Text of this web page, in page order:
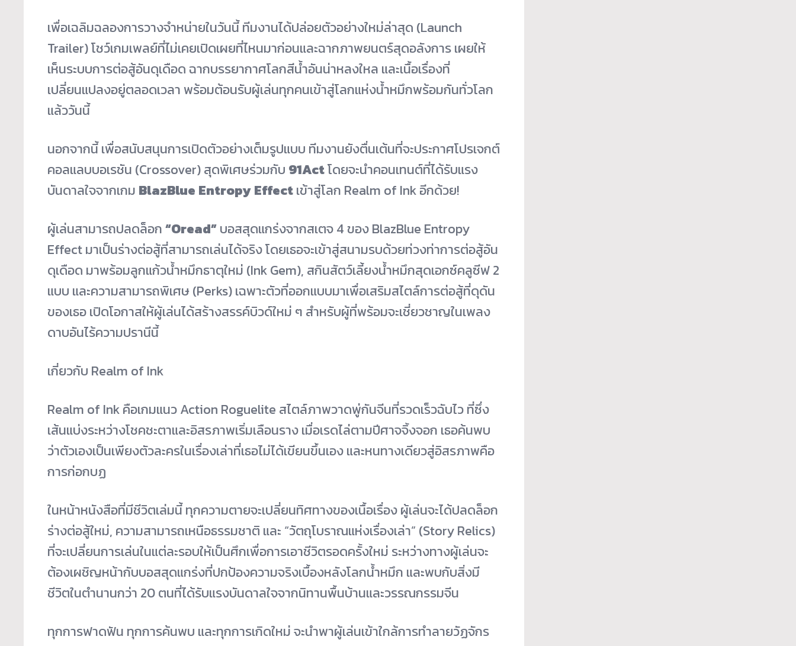
เพื่อเฉลิมฉลองการวางจำหน่ายในวันนี้ ทีมงานได้ปล่อยตัวอย่างใหม่ล่าสุด (Launch
Trailer) โชว์เกมเพลย์ที่ไม่เคยเปิดเผยที่ไหนมาก่อนและฉากภาพยนตร์สุดอลังการ เผยให้
เห็นระบบการต่อสู้อันดุเดือด ฉากบรรยากาศโลกสีน้ำอันน่าหลงใหล และเนื้อเรื่องที่
เปลี่ยนแปลงอยู่ตลอดเวลา พร้อมต้อนรับผู้เล่นทุกคนเข้าสู่โลกแห่งน้ำหมึกพร้อมกันทั่วโลก
แล้ววันนี้
นอกจากนี้ เพื่อสนับสนุนการเปิดตัวอย่างเต็มรูปแบบ ทีมงานยังตื่นเต้นที่จะประกาศโปรเจกต์
คอลแลบบอเรชัน (Crossover) สุดพิเศษร่วมกับ 91Actโดยจะนำคอนเทนต์ที่ได้รับแรง
บันดาลใจจากเกม BlazBlue Entropy Effectเข้าสู่โลก Realm of Ink อีกด้วย!
ผู้เล่นสามารถปลดล็อก“Oread”บอสสุดแกร่งจากสเตจ 4 ของ BlazBlue Entropy
Effect มาเป็นร่างต่อสู้ที่สามารถเล่นได้จริง โดยเธอจะเข้าสู่สนามรบด้วยท่วงท่าการต่อสู้อัน
ดุเดือด มาพร้อมลูกแก้วน้ำหมึกธาตุใหม่ (Ink Gem), สกินสัตว์เลี้ยงน้ำหมึกสุดเอกซ์คลูซีฟ 2
แบบ และความสามารถพิเศษ (Perks) เฉพาะตัวที่ออกแบบมาเพื่อเสริมสไตล์การต่อสู้ที่ดุดัน
ของเธอ เปิดโอกาสให้ผู้เล่นได้สร้างสรรค์บิวด์ใหม่ ๆ สำหรับผู้ที่พร้อมจะเชี่ยวชาญในเพลง
ดาบอันไร้ความปรานีนี้
เกี่ยวกับ Realm of Ink
Realm of Ink คือเกมแนว Action Roguelite สไตล์ภาพวาดพู่กันจีนที่รวดเร็วฉับไว ที่ซึ่ง
เส้นแบ่งระหว่างโชคชะตาและอิสรภาพเริ่มเลือนราง เมื่อเรดไล่ตามปีศาจจิ้งจอก เธอค้นพบ
ว่าตัวเองเป็นเพียงตัวละครในเรื่องเล่าที่เธอไม่ได้เขียนขึ้นเอง และหนทางเดียวสู่อิสรภาพคือ
การก่อกบฏ
ในหน้าหนังสือที่มีชีวิตเล่มนี้ ทุกความตายจะเปลี่ยนทิศทางของเนื้อเรื่อง ผู้เล่นจะได้ปลดล็อก
ร่างต่อสู้ใหม่, ความสามารถเหนือธรรมชาติ และ “วัตถุโบราณแห่งเรื่องเล่า” (Story Relics)
ที่จะเปลี่ยนการเล่นในแต่ละรอบให้เป็นศึกเพื่อการเอาชีวิตรอดครั้งใหม่ ระหว่างทางผู้เล่นจะ
ต้องเผชิญหน้ากับบอสสุดแกร่งที่ปกป้องความจริงเบื้องหลังโลกน้ำหมึก และพบกับสิ่งมี
ชีวิตในตำนานกว่า 20 ตนที่ได้รับแรงบันดาลใจจากนิทานพื้นบ้านและวรรณกรรมจีน
ทุกการฟาดฟัน ทุกการค้นพบ และทุกการเกิดใหม่ จะนำพาผู้เล่นเข้าใกล้การทำลายวัฏจักร